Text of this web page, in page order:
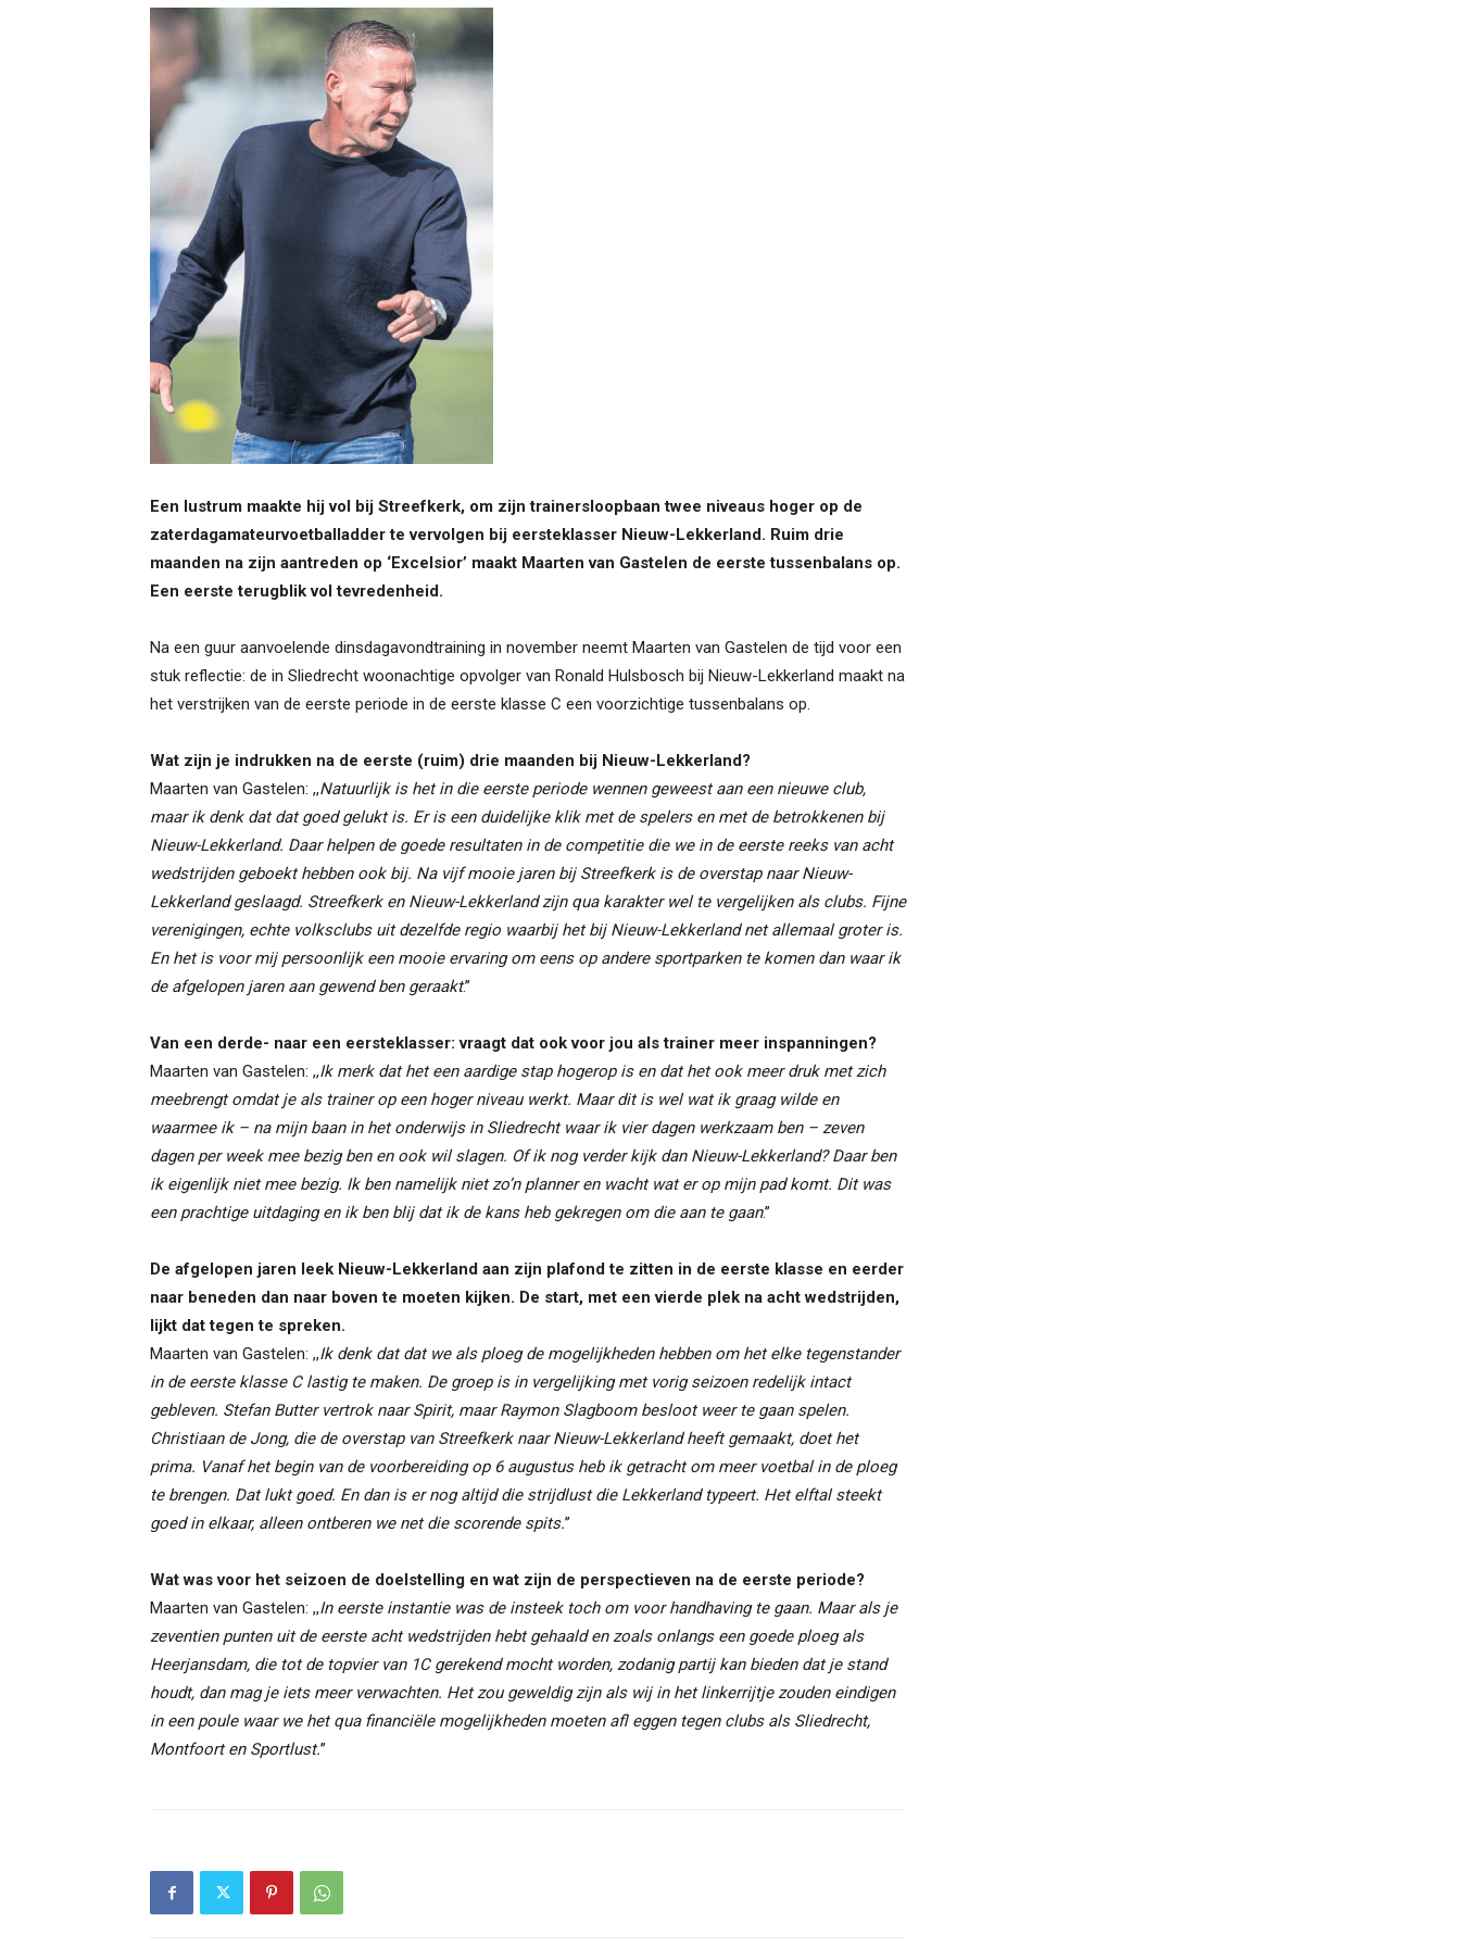
Een lustrum maakte hij vol bij Streefkerk, om zijn trainersloopbaan twee niveaus hoger op de
zaterdagamateurvoetballadder te vervolgen bij eersteklasser Nieuw-Lekkerland. Ruim drie
maanden na zijn aantreden op ‘Excelsior’ maakt Maarten van Gastelen de eerste tussenbalans op.
Een eerste terugblik vol tevredenheid.
Na een guur aanvoelende dinsdagavondtraining in november neemt Maarten van Gastelen de tijd voor een
stuk reflectie: de in Sliedrecht woonachtige opvolger van Ronald Hulsbosch bij Nieuw-Lekkerland maakt na
het verstrijken van de eerste periode in de eerste klasse C een voorzichtige tussenbalans op.
Wat zijn je indrukken na de eerste (ruim) drie maanden bij Nieuw-Lekkerland?
Maarten van Gastelen: ,,Natuurlijk is het in die eerste periode wennen geweest aan een nieuwe club,
maar ik denk dat dat goed gelukt is. Er is een duidelijke klik met de spelers en met de betrokkenen bij
Nieuw-Lekkerland. Daar helpen de goede resultaten in de competitie die we in de eerste reeks van acht
wedstrijden geboekt hebben ook bij. Na vijf mooie jaren bij Streefkerk is de overstap naar Nieuw-
Lekkerland geslaagd. Streefkerk en Nieuw-Lekkerland zijn qua karakter wel te vergelijken als clubs. Fijne
verenigingen, echte volksclubs uit dezelfde regio waarbij het bij Nieuw-Lekkerland net allemaal groter is.
En het is voor mij persoonlijk een mooie ervaring om eens op andere sportparken te komen dan waar ik
de afgelopen jaren aan gewend ben geraakt.’’
Van een derde- naar een eersteklasser: vraagt dat ook voor jou als trainer meer inspanningen?
Maarten van Gastelen: ,,Ik merk dat het een aardige stap hogerop is en dat het ook meer druk met zich
meebrengt omdat je als trainer op een hoger niveau werkt. Maar dit is wel wat ik graag wilde en
waarmee ik – na mijn baan in het onderwijs in Sliedrecht waar ik vier dagen werkzaam ben – zeven
dagen per week mee bezig ben en ook wil slagen. Of ik nog verder kijk dan Nieuw-Lekkerland? Daar ben
ik eigenlijk niet mee bezig. Ik ben namelijk niet zo’n planner en wacht wat er op mijn pad komt. Dit was
een prachtige uitdaging en ik ben blij dat ik de kans heb gekregen om die aan te gaan.’’
De afgelopen jaren leek Nieuw-Lekkerland aan zijn plafond te zitten in de eerste klasse en eerder
naar beneden dan naar boven te moeten kijken. De start, met een vierde plek na acht wedstrijden,
lijkt dat tegen te spreken.
Maarten van Gastelen: ,,Ik denk dat dat we als ploeg de mogelijkheden hebben om het elke tegenstander
in de eerste klasse C lastig te maken. De groep is in vergelijking met vorig seizoen redelijk intact
gebleven. Stefan Butter vertrok naar Spirit, maar Raymon Slagboom besloot weer te gaan spelen.
Christiaan de Jong, die de overstap van Streefkerk naar Nieuw-Lekkerland heeft gemaakt, doet het
prima. Vanaf het begin van de voorbereiding op 6 augustus heb ik getracht om meer voetbal in de ploeg
te brengen. Dat lukt goed. En dan is er nog altijd die strijdlust die Lekkerland typeert. Het elftal steekt
goed in elkaar, alleen ontberen we net die scorende spits.’’
Wat was voor het seizoen de doelstelling en wat zijn de perspectieven na de eerste periode?
Maarten van Gastelen: ,,In eerste instantie was de insteek toch om voor handhaving te gaan. Maar als je
zeventien punten uit de eerste acht wedstrijden hebt gehaald en zoals onlangs een goede ploeg als
Heerjansdam, die tot de topvier van 1C gerekend mocht worden, zodanig partij kan bieden dat je stand
houdt, dan mag je iets meer verwachten. Het zou geweldig zijn als wij in het linkerrijtje zouden eindigen
in een poule waar we het qua financiële mogelijkheden moeten afl eggen tegen clubs als Sliedrecht,
Montfoort en Sportlust.’’